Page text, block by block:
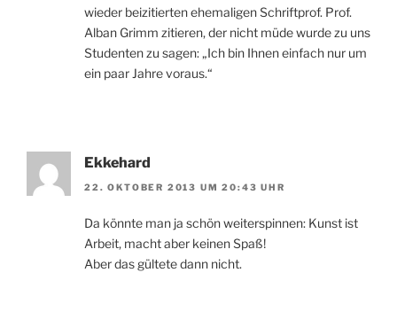
wieder beizitierten ehemaligen Schriftprof. Prof.
Alban Grimm zitieren, der nicht müde wurde zu uns
Studenten zu sagen: „Ich bin Ihnen einfach nur um
ein paar Jahre voraus.“
Ekkehard
22. OKTOBER 2013 UM 20:43 UHR
Da könnte man ja schön weiterspinnen: Kunst ist
Arbeit, macht aber keinen Spaß!
Aber das gültete dann nicht.